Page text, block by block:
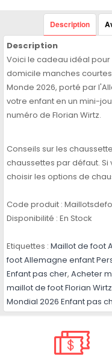
Description
Description
Voici le cadeau idéal
domicile manches courtes
Monde 2026, porté par
votre enfant en un mini-
numéro de Florian Wirtz.
Conseils sur les
chaussettes par défaut. Si
choisir les options de
Code produit :
Disponibilité : En Stock
Etiquettes : Maillot de foot
foot Allemagne enfant
Enfant pas cher, Acheter
maillot de foot Florian
Mondial 2026 Enfant pas